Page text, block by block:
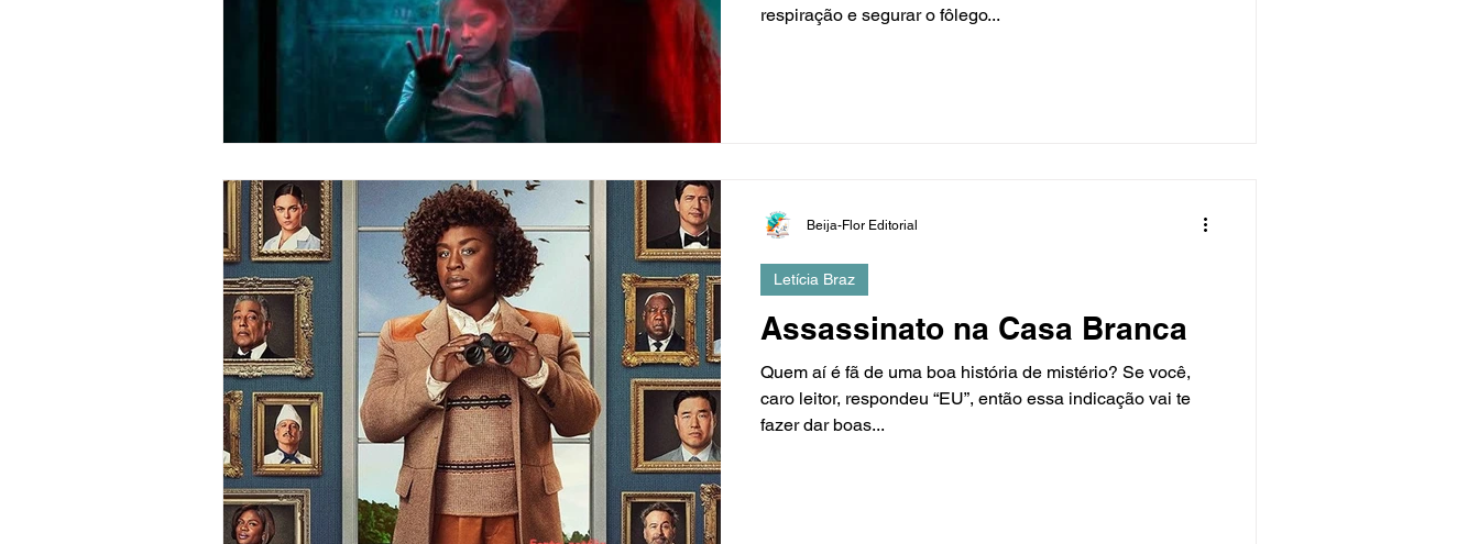
respiração e segurar o fôlego...
Assassinato na Casa Branca
Quem aí é fã de uma boa história de mistério? Se você,
caro leitor, respondeu “EU”, então essa indicação vai te
fazer dar boas...
Letícia Braz
Beija-Flor Editorial